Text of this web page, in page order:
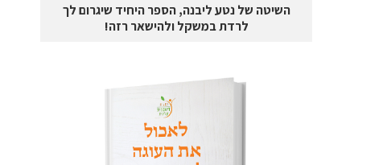
השיטה של נטע ליבנה, הספר היחיד שיגרום לך
לרדת במשקל ולהישאר רזה!